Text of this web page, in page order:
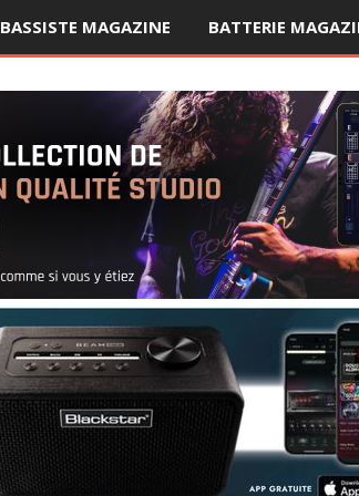
BASSISTE MAGAZINE BATTERIE